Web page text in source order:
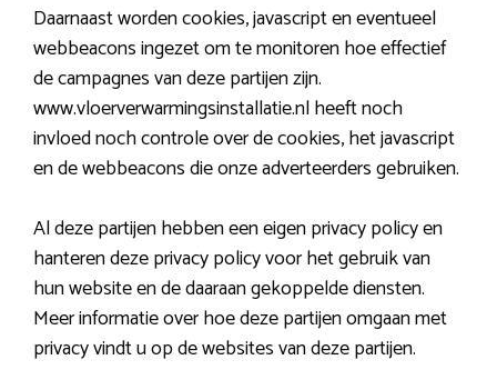
Daarnaast worden cookies, javascript en eventueel
webbeacons ingezet om te monitoren hoe effectief
de campagnes van deze partijen zijn.
www.vloerverwarmingsinstallatie.nl heeft noch
invloed noch controle over de cookies, het javascript
en de webbeacons die onze adverteerders gebruiken.
Al deze partijen hebben een eigen privacy policy en
hanteren deze privacy policy voor het gebruik van
hun website en de daaraan gekoppelde diensten.
Meer informatie over hoe deze partijen omgaan met
privacy vindt u op de websites van deze partijen.